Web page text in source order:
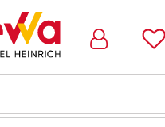
folgendes Zubehör: